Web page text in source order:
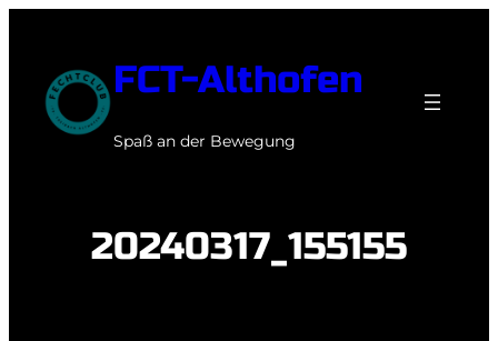
springen
FCT-Althofen
Spaß an der Bewegung
20240317_155155